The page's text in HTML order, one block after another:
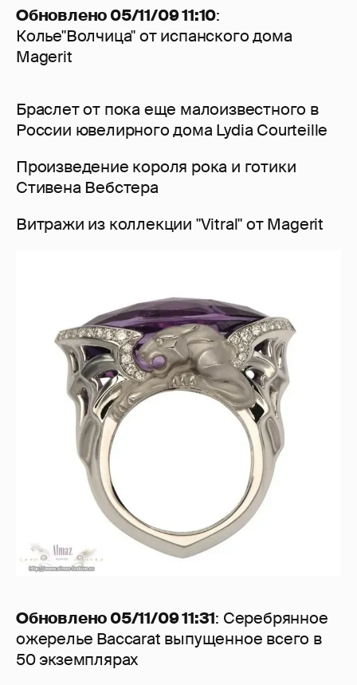
Обновлено 05/11/09 11:10:
Колье"Волчица" от испанского дома
Magerit
Браслет от пока еще малоизвестного в
России ювелирного дома Lydia Courteille
Произведение короля рока и готики
Стивена Вебстера
Витражи из коллекции "Vitral" от Magerit
Обновлено 05/11/09 11:31: Серебрянное
ожерелье Baccarat выпущенное всего в
50 экземплярах